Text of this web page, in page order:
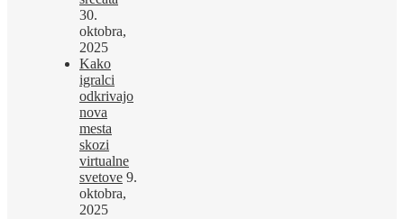
30.
oktobra,
2025
Kako
igralci
odkrivajo
nova
mesta
skozi
virtualne
svetove 9.
oktobra,
2025